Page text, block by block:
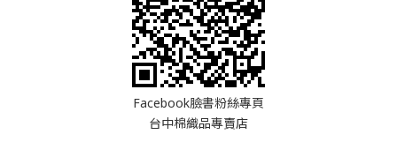
Facebook臉書粉絲專頁
台中棉織品專賣店